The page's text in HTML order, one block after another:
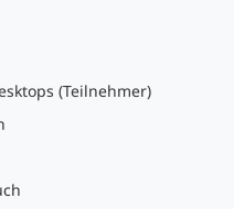
(Teilnehmer)